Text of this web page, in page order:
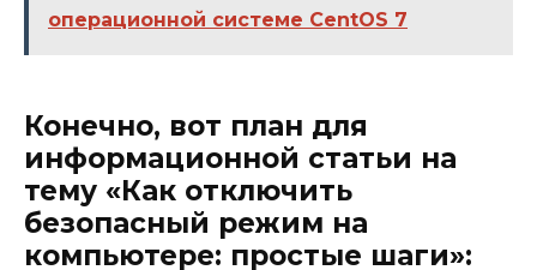
операционной системе CentOS 7
Конечно, вот план для
информационной статьи на
тему «Как отключить
безопасный режим на
компьютере: простые шаги»: